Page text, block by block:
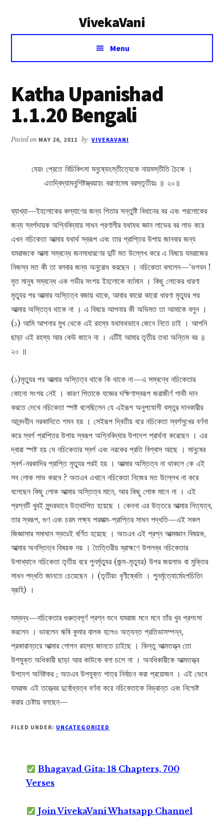
VivekaVani
Voice
Vivekananda
Menu
Katha Upanishad
1.1.20 Bengali
Posted on MAY 26, 2011 by VIVEKAVANI
যেয়ং প্রেতে বিচিকিৎসা মনুষ্যেঽস্তীত্যেকে নায়মস্তীতি চৈকে ।
এতদ্বিদ্যামনুশিষ্টস্ত্বয়াহং বরাণামেষ বরস্তৃতীয়ঃ ॥ ২০॥
ব্যাখ্যা—ইহলোকের কল্যাণের জন্য পিতার সন্তুষ্টি বিধানের বর এবং পরলোকের
জন্য স্বর্গদায়ক অগ্নিবিদ্যার সাধন প্রণালীর যথাযথ জ্ঞান লাভের বর লাভ করে
এখন নচিকেতা আত্মার যথার্থ স্বরূপ এবং তার প্রাপ্তির উপায় জানবার জন্য
যমরাজকে আত্মা সম্বন্ধে জনসাধারণের দুটি মত উল্লেখ করে এ বিষয়ে যমরাজের
নিজস্ব মত কী তা বলবার জন্য অনুরোধ করছেন । নচিকেতা বললেন—‘ভগবন !
মৃত মানুষ সম্বন্ধে এক গভীর সংশয় ইহলোকে বর্তমান । কিছু লোকের ধারণা
মৃত্যুর পর আত্মার অস্তিত্ব বজায় থাকে, আবার কারো কারো ধারণা মৃত্যুর পর
আত্মার অস্তিত্ব থাকে না । এ বিষয়ে আপনার কী অভিমত তা আমাকে বলুন ।
(১) আমি আপনার মুখ থেকে এই রহস্য যথাযথভাবে জেনে নিতে চাই । আপনি
ছাড়া এই রহস্য আর কেউ জানে না । এটিই আমার তৃতীয় তথা অন্তিম বর ॥
২০ ॥
(১)মৃত্যুর পর আত্মার অস্তিত্ব থাকে কি থাকে না—এ সম্বন্ধে নচিকেতার
কোনো সংশয় নেই । কারণ পিতাকে যজ্ঞের দক্ষিণাস্বরূপ জরাজীর্ণ গাভী দান
করতে দেখে নচিকেতা স্পষ্ট বলেছিলেন যে এইরূপ অনুপযোগী বস্তুর দানকারীর
আনন্দহীন নরকাদিতে গমন হয় । সেইরূপ দ্বিতীয় বরে নচিকেতা স্বর্গসুখের বর্ণনা
করে স্বর্গ প্রাপ্তির উপায় স্বরূপ অগ্নিবিদ্যার উপদেশ প্রার্থনা করেছেন । এর
দ্বারা স্পষ্ট হয় যে নচিকেতার স্বর্গ এবং নরকের প্রতি বিশ্বাস আছে । মানুষের
স্বর্গ-নরকাদির প্রাপ্তি মৃত্যুর পরই হয় । আত্মার অস্তিত্ব না থাকলে কে এই
সব লোক লাভ করবে ? অতএব এখানে নচিকেতা নিজের মত উল্লেখ না করে
বলেছেন কিছু লোক আত্মার অস্তিত্ব মানে, আর কিছু লোক মানে না । এই
প্রশ্নটি খুবই সুন্দরভাবে উত্থাপিত হয়েছে । কেননা এর উত্তরে আত্মার নিত্যত্ব,
তার স্বরূপ, গুণ এবং চরম লক্ষ্য পরমাত্ম-প্রাপ্তির সাধন পদ্ধতি—এই সকল
জিজ্ঞাসার সমাধান স্বতঃই বর্ণিত হয়েছে । অতএব এই প্রশ্ন আত্মজ্ঞান বিষয়ক,
আত্মার অনস্তিত্ব বিষয়ক নয় । তৈত্তিরীয় ব্রাহ্মণে উপলব্ধ নচিকেতার
উপাখ্যানে নচিকেতা তৃতীয় বরে পুনর্মৃত্যুর (জন্ম-মৃত্যুর) উপর জয়লাভ বা মুক্তির
সাধন পদ্ধতি জানতে চেয়েছেন । (তৃতীয়ং বৃণীষ্বেতি । পুনর্মৃত্যোর্মেঽপচিতিং
ব্রূহি) ।
সম্বন্ধ—নচিকেতার গুরুত্বপূর্ণ প্রশ্ন শুনে যমরাজ মনে মনে তাঁর খুব প্রশংসা
করলেন । ভাবলেন ঋষি কুমার বালক হলেও অত্যন্ত প্রতিভাসম্পন্ন,
প্রকারান্তরে আত্মার গোপন রহস্য জানতে চাইছে । কিন্তু আত্মতত্ত্ব তো
উপযুক্ত অধিকারী ছাড়া আর কাউকে বলা চলে না । অনধিকারীকে আত্মতত্ত্ব
উপদেশ অনিষ্টকর ; অতএব উপযুক্ত পাত্র নির্বাচন করা প্রয়োজন । এই ভেবে
যমরাজ এই তত্ত্বের দুর্বোধ্যত্ব বর্ণনা করে নচিকেতাকে বিভ্রান্ত এবং নিশ্চেষ্ট
করার চেষ্টায় বলছেন—
FILED UNDER: UNCATEGORIZED
Bhagavad Gita: 18 Chapters, 700
Verses
Join VivekaVani Whatsapp Channel